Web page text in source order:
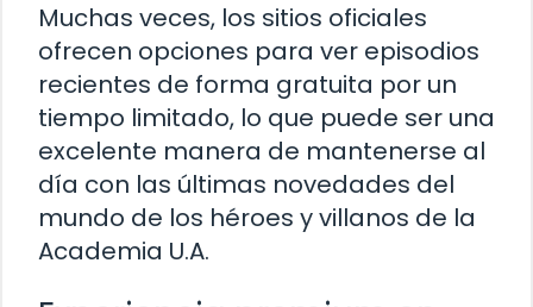
Muchas veces, los sitios oficiales
ofrecen opciones para ver episodios
recientes de forma gratuita por un
tiempo limitado, lo que puede ser una
excelente manera de mantenerse al
día con las últimas novedades del
mundo de los héroes y villanos de la
Academia U.A.